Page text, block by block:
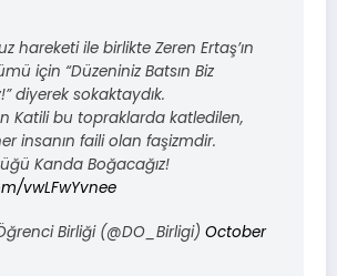
hareketi ile birlikte Zeren Ertaş’ın
için “Düzeniniz Batsın Biz
diyerek sokaktaydık.
Katili bu topraklarda katledilen,
insanın faili olan faşizmdir.
Kanda Boğacağız!
vwLFwYvnee
Birliği (@DO_Birligi) October